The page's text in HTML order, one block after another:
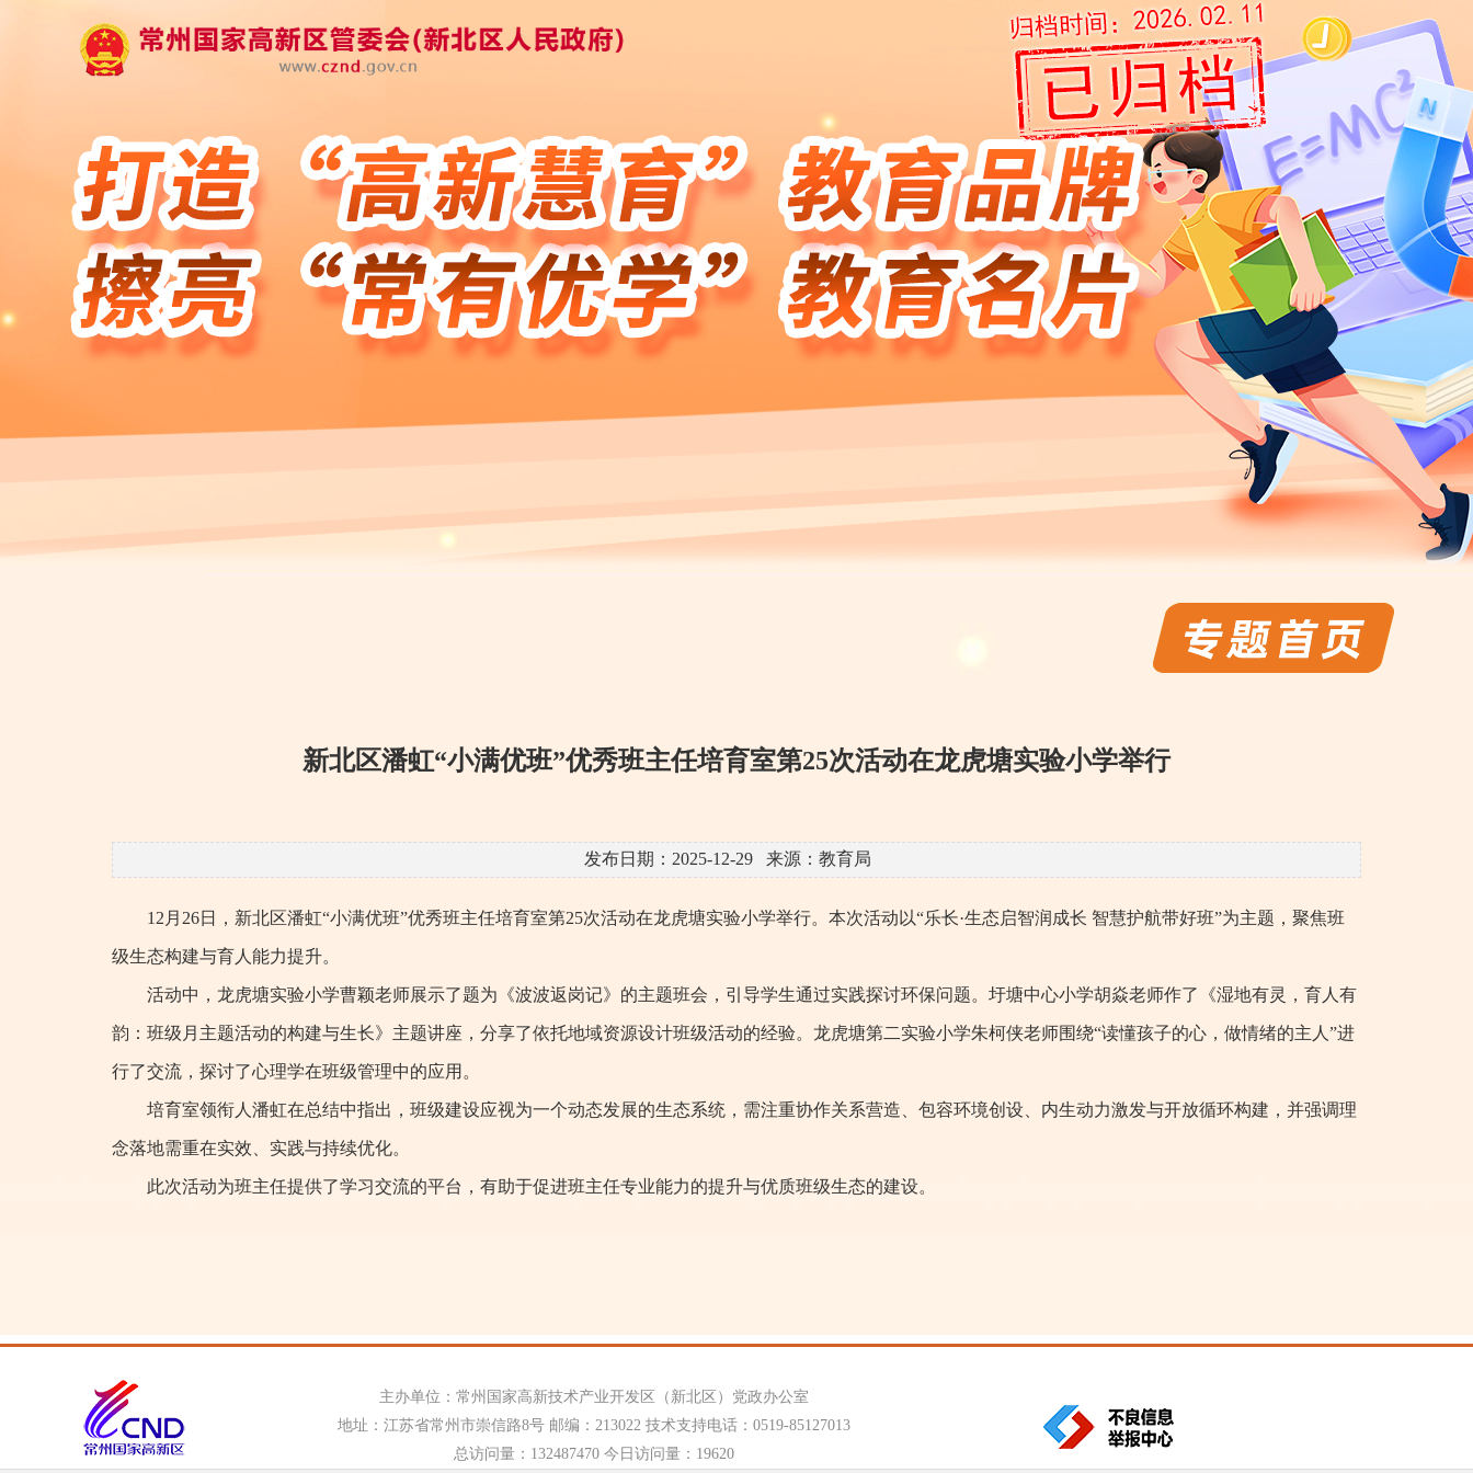
新北区潘虹“小满优班”优秀班主任培育室第25次活动在龙虎塘实验小学举行
发布日期：2025-12-29 来源：教育局
12月26日，新北区潘虹“小满优班”优秀班主任培育室第25次活动在龙虎塘实验小学举行。本次活动以“乐长·生态启智润成长 智慧护航带好班”为主题，聚焦班
级生态构建与育人能力提升。
活动中，龙虎塘实验小学曹颖老师展示了题为《波波返岗记》的主题班会，引导学生通过实践探讨环保问题。圩塘中心小学胡焱老师作了《湿地有灵，育人有
韵：班级月主题活动的构建与生长》主题讲座，分享了依托地域资源设计班级活动的经验。龙虎塘第二实验小学朱柯侠老师围绕“读懂孩子的心，做情绪的主人”进
行了交流，探讨了心理学在班级管理中的应用。
培育室领衔人潘虹在总结中指出，班级建设应视为一个动态发展的生态系统，需注重协作关系营造、包容环境创设、内生动力激发与开放循环构建，并强调理
念落地需重在实效、实践与持续优化。
此次活动为班主任提供了学习交流的平台，有助于促进班主任专业能力的提升与优质班级生态的建设。
主办单位：常州国家高新技术产业开发区（新北区）党政办公室
地址：江苏省常州市崇信路8号 邮编：213022 技术支持电话：0519-85127013
总访问量： 132487470 今日访问量： 19620